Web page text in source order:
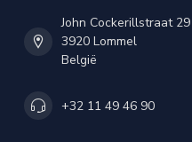
John Cockerillstraat 29
3920 Lommel
België
+32 11 49 46 90